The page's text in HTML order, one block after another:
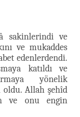
sakinlerindi ve
ve mukaddes
edenlerdendi.
katıldı ve
yönelik
oldu. Allah şehîd
ve onu engin